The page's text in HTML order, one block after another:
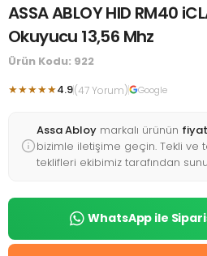
ASSA ABLOY HID RM40
Okuyucu 13,56 Mhz
Ürün Kodu: 922
★★★★★4.9(47 Yorum) Google
Assa Abloy markalı ürünün
bizimle iletişime geçin. Tekli ve
teklifleri ekibimiz tarafından
WhatsApp ile